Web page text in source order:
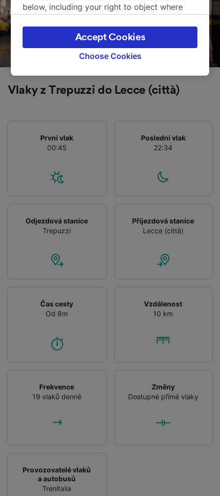
Vlaky z Trepuzzi do Lecce (città)
První vlak
00:45
Poslední vlak
22:34
Odjezdová stanice
Trepuzzi
Příjezdová stanice
Lecce (città)
Čas cesty
Od 8m
Vzdálenost
10 km
Frekvence
19 vlaků denně
Změny
Dostupné přímé vlaky
Provozovatelé vlaků
a autobusů
Trenitalia
below, including your right to object where
the privacy policy page. These choices will be
signaled to our partners and will not affect
browsing data. Your data will not be used for
track you.
We and our partners process data to provide:
Personalised advertising and content,
advertising and content measurement,
List of Partners
Choose Cookies
Accept Cookies